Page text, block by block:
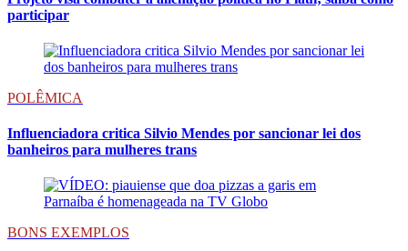
participar
POLÊMICA
Influenciadora critica Silvio Mendes por sancionar lei dos
banheiros para mulheres trans
BONS EXEMPLOS